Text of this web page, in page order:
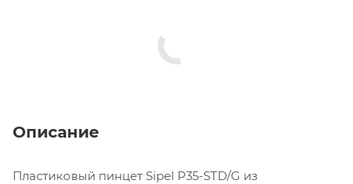
Описание
Пластиковый пинцет Sipel P35-STD/G из